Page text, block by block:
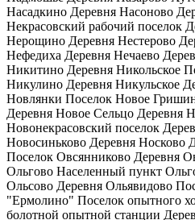
Насадкино Деревня Насоново
Некрасовский рабочий поселок
Нерощино Деревня Нестерово
Нефедиха Деревня Нечаево
Никитино Деревня Никольское
Никулино Деревня Никульское
Новлянки Поселок Новое
Деревня Новое Сельцо Деревня
Новонекрасовский поселок
Новосиньково Деревня Носково
Поселок Овсянниково Деревня
Ольгово Населенный пункт
Ольсово Деревня Ольявидово
"Ермолино" Поселок опытного
болотной опытной станции